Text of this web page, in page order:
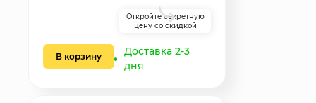
Откройте секретную
цену со скидкой
В корзину
Доставка 2-3
дня